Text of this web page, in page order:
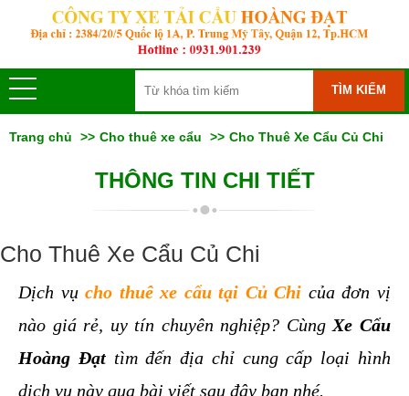
TÌM KIẾM
Trang chủ Cho thuê xe cẩu Cho Thuê Xe Cẩu Củ Chi
THÔNG TIN CHI TIẾT
Cho Thuê Xe Cẩu Củ Chi
Dịch vụ cho thuê xe cẩu tại Củ Chi của đơn vị
nào giá rẻ, uy tín chuyên nghiệp? Cùng Xe Cẩu
Hoàng Đạt tìm đến địa chỉ cung cấp loại hình
dịch vụ này qua bài viết sau đây bạn nhé.